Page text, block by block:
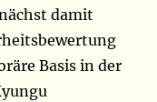
damit
Basis in der